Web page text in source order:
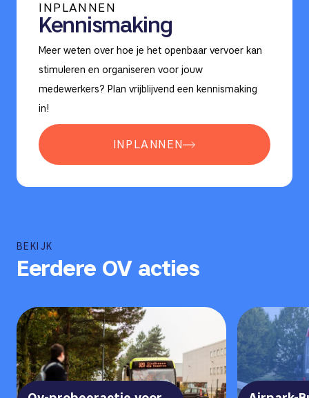
INPLANNEN
Kennismaking
Meer weten over hoe je het openbaar vervoer kan
stimuleren en organiseren voor jouw
medewerkers? Plan vrijblijvend een kennismaking
in!
INPLANNEN
BEKIJK
Eerdere OV acties